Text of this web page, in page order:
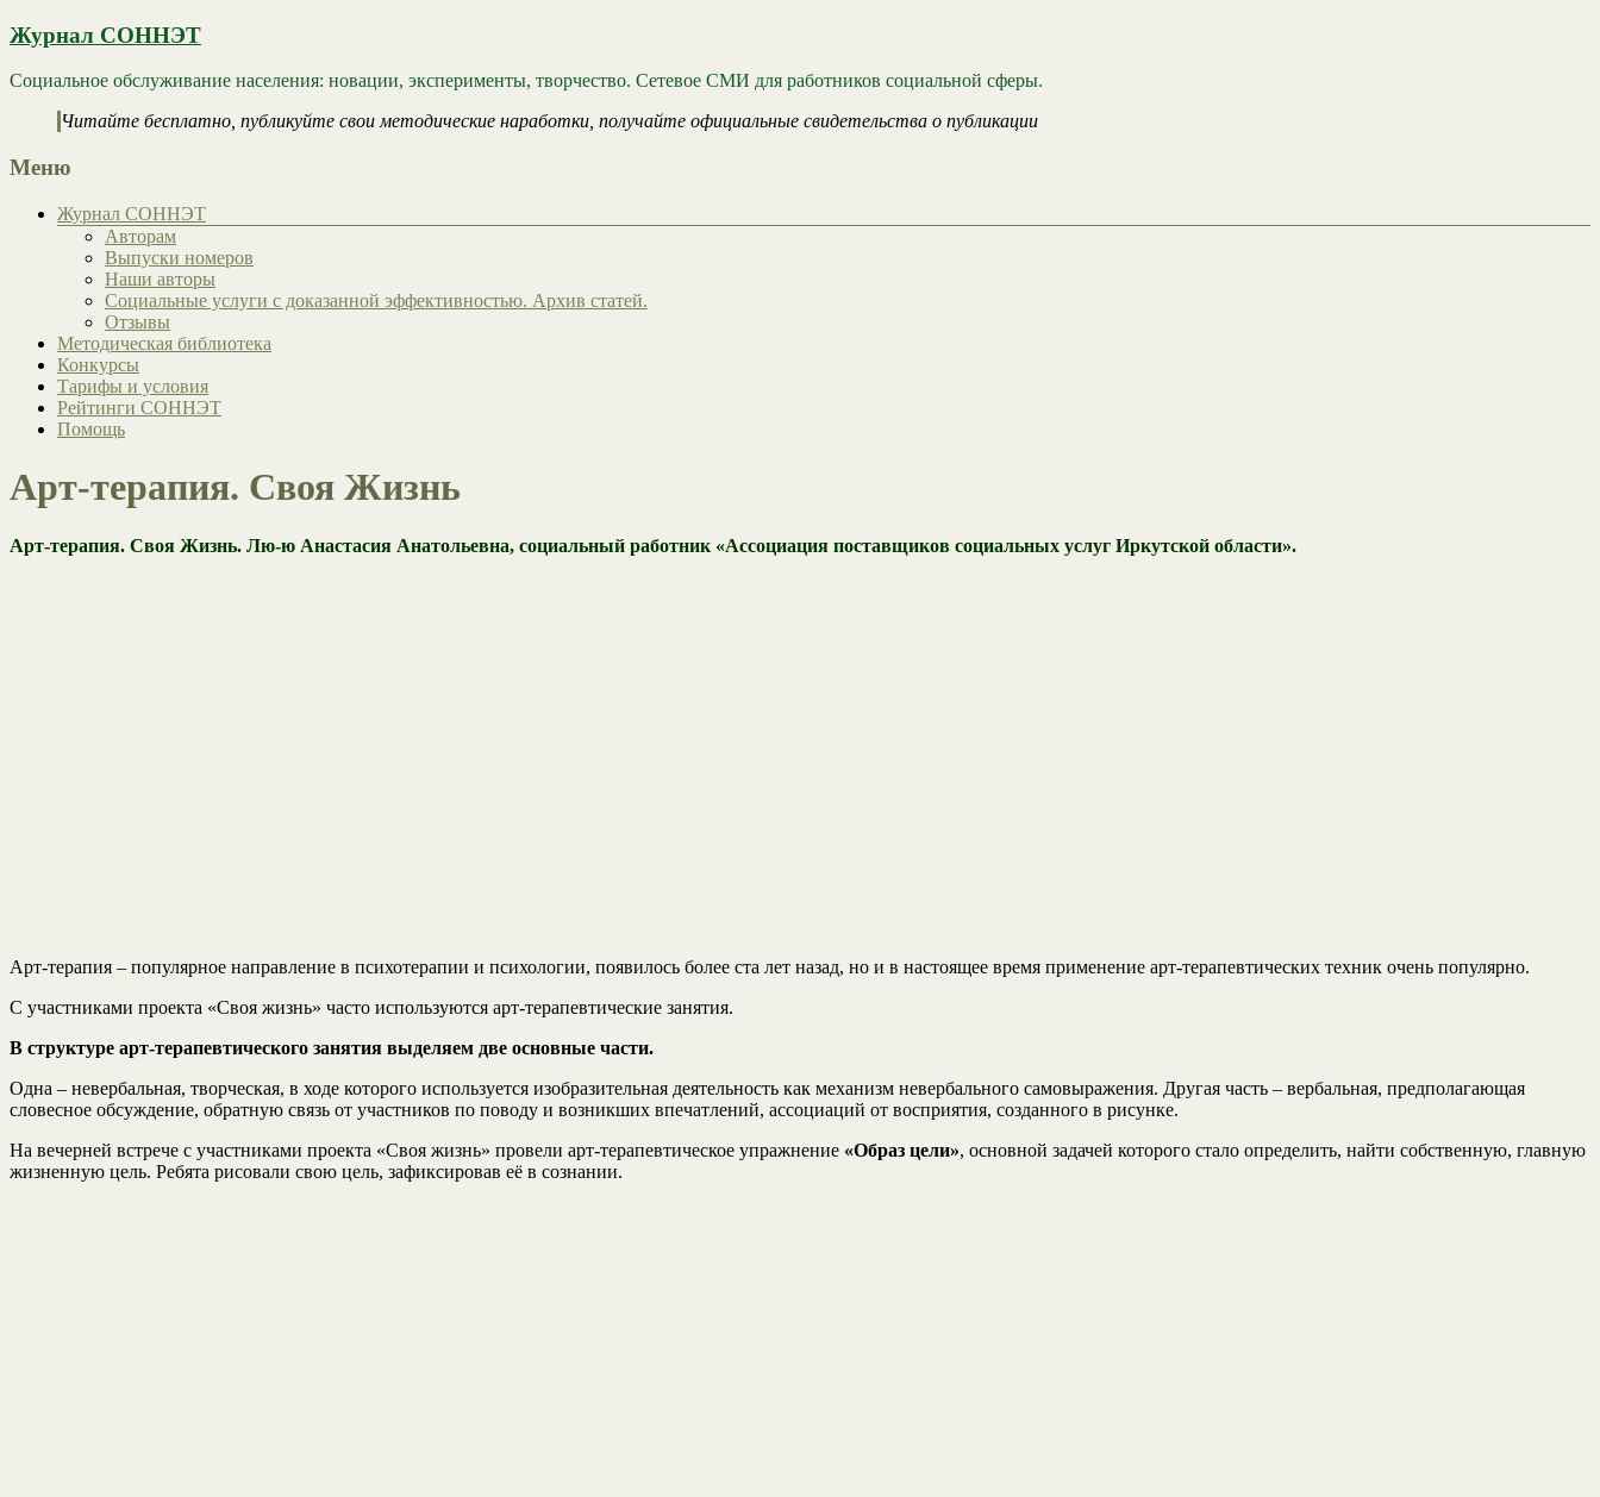
Журнал СОННЭТ
Социальное обслуживание населения: новации, эксперименты, творчество. Сетевое СМИ для работников социальной сферы.
Читайте бесплатно, публикуйте свои методические наработки, получайте официальные свидетельства о публикации
Меню
Журнал СОННЭТ
Авторам
Выпуски номеров
Наши авторы
Социальные услуги с доказанной эффективностью. Архив статей.
Отзывы
Методическая библиотека
Конкурсы
Тарифы и условия
Рейтинги СОННЭТ
Помощь
Арт-терапия. Своя Жизнь
Арт-терапия. Своя Жизнь. Лю-ю Анастасия Анатольевна, социальный работник «Ассоциация поставщиков социальных услуг Иркутской области».
Арт-терапия – популярное направление в психотерапии и психологии, появилось более ста лет назад, но и в настоящее время применение арт-терапевтических техник очень популярно.
С участниками проекта «Своя жизнь» часто используются арт-терапевтические занятия.
В структуре арт-терапевтического занятия выделяем две основные части.
Одна – невербальная, творческая, в ходе которого используется изобразительная деятельность как механизм невербального самовыражения. Другая часть – вербальная, предполагающая
словесное обсуждение, обратную связь от участников по поводу и возникших впечатлений, ассоциаций от восприятия, созданного в рисунке.
На вечерней встрече с участниками проекта «Своя жизнь» провели арт-терапевтическое упражнение «Образ цели», основной задачей которого стало определить, найти собственную, главную
жизненную цель. Ребята рисовали свою цель, зафиксировав её в сознании.